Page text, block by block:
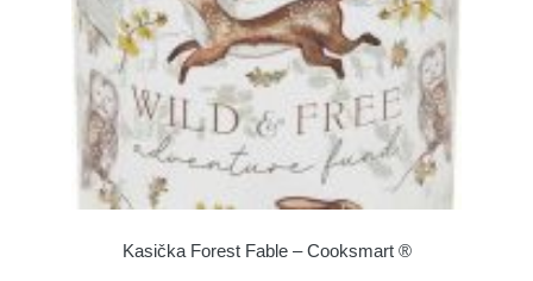
Kasička Forest Fable – Cooksmart ®